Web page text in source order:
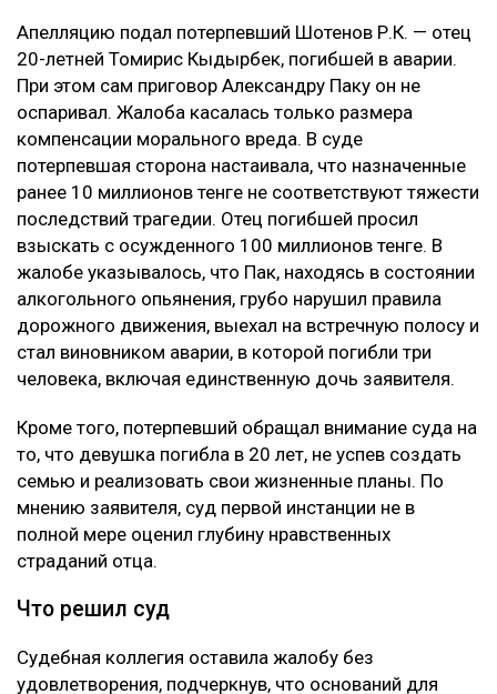
Апелляционный суд Алматы рассмотрел спор о
размере компенсации морального вреда по делу о
смертельном ДТП на проспекте аль-Фараби. Отец
одной из погибших в аварии девушек просил
увеличить выплату с 10 до 100 миллионов тенге,
сообщает Ulysmedia.kz.
ЧИТАЙТЕ ТАКЖЕ
Блогер из Алматы поплатился за мат и непристойные
видео в сети
Казахстана 8 августа
Воздух может ухудшиться в нескольких городах
Казахстана 8 августа
Глубину страданий отца не оценили
Апелляцию подал потерпевший Шотенов Р.К. — отец
20-летней Томирис Кыдырбек, погибшей в аварии.
При этом сам приговор Александру Паку он не
оспаривал. Жалоба касалась только размера
компенсации морального вреда. В суде
потерпевшая сторона настаивала, что назначенные
ранее 10 миллионов тенге не соответствуют тяжести